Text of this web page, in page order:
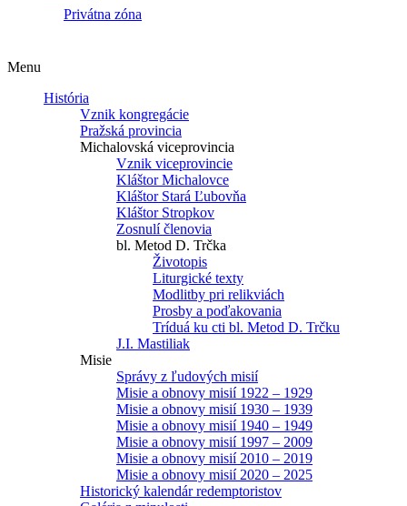
Privátna zóna
Menu
História
Vznik kongregácie
Pražská provincia
Michalovská viceprovincia
Vznik viceprovincie
Kláštor Michalovce
Kláštor Stará Ľubovňa
Kláštor Stropkov
Zosnulí členovia
bl. Metod D. Trčka
Životopis
Liturgické texty
Modlitby pri relikviách
Prosby a poďakovania
Tríduá ku cti bl. Metod D. Trčku
J.I. Mastiliak
Misie
Správy z ľudových misií
Misie a obnovy misií 1922 – 1929
Misie a obnovy misií 1930 – 1939
Misie a obnovy misií 1940 – 1949
Misie a obnovy misií 1997 – 2009
Misie a obnovy misií 2010 – 2019
Misie a obnovy misií 2020 – 2025
Historický kalendár redemptoristov